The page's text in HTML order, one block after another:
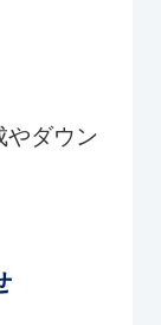
やダウン